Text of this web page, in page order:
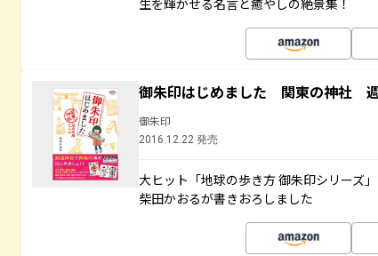
生を輝かせる名言と癒やしの絶景集！
御朱印はじめました 関東の神社
御朱印
2016.12.22 発売
大ヒット「地球の歩き方 御朱印シリーズ
柴田かおるが書きおろしました